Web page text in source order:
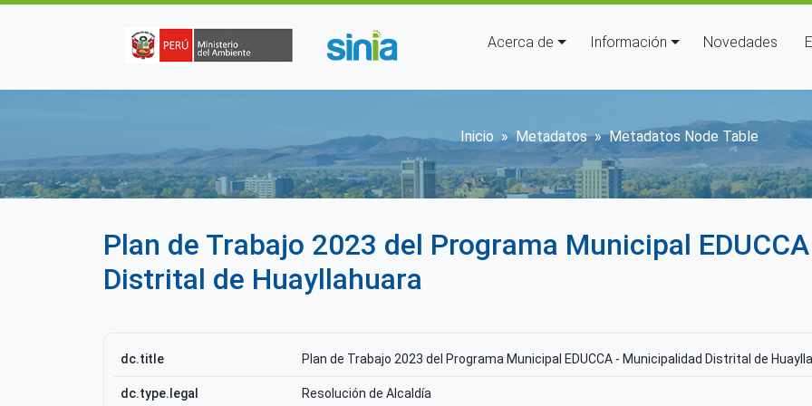
Navegación principal
Acerca de Información Novedades
Sobrescribir enlaces de
Inicio Metadatos Metadatos Node Table
Plan de Trabajo 2023 del Programa Municipal
Distrital de Huayllahuara
dc.title Plan de Trabajo 2023 del Programa Municipal EDUCCA - Municipalidad Distrital de
dc.type.legal Resolución de Alcaldía